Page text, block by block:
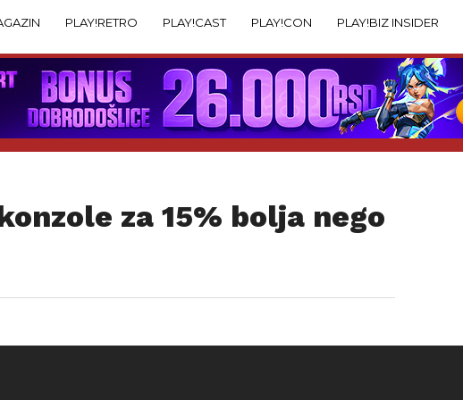
PLAY!RETRO PLAY!CAST PLAY!CON PLAY!BIZ INSIDER
za 15% bolja nego